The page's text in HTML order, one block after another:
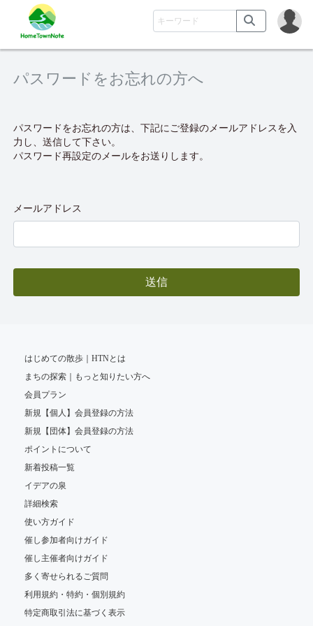
パスワードをお忘れの方へ
パスワードをお忘れの方は、下記にご登録のメールアドレスを入
力し、送信して下さい。
パスワード再設定のメールをお送りします。
メールアドレス
はじめての散歩｜HTNとは
まちの探索｜もっと知りたい方へ
会員プラン
新規【個人】会員登録の方法
新規【団体】会員登録の方法
ポイントについて
新着投稿一覧
イデアの泉
詳細検索
使い方ガイド
催し参加者向けガイド
催し主催者向けガイド
多く寄せられるご質問
利用規約・特約・個別規約
特定商取引法に基づく表示